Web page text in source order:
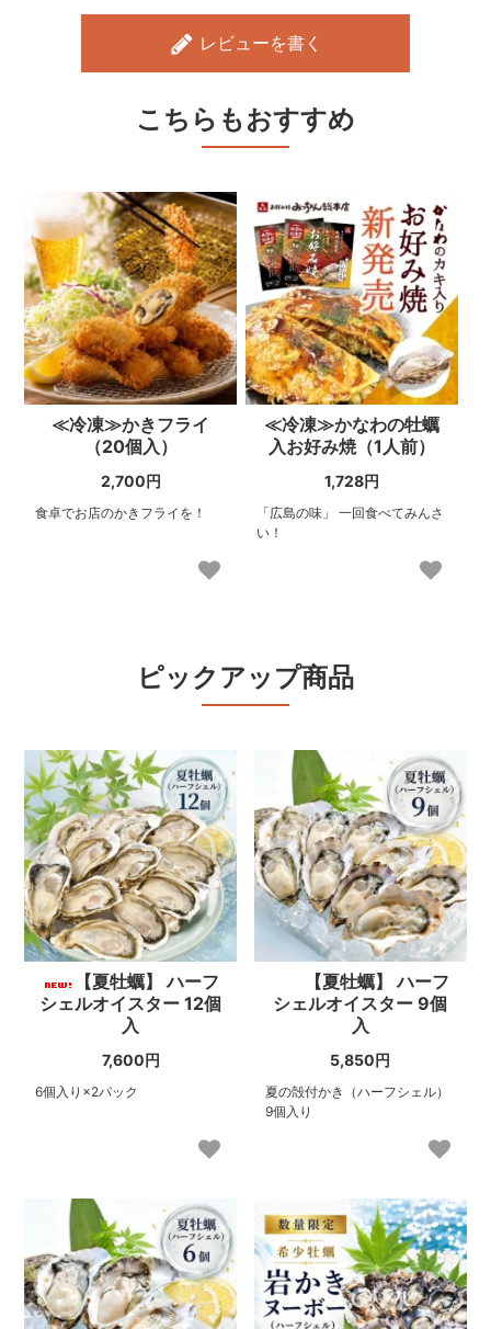
レビューを書く
こちらもおすすめ
≪冷凍≫かきフライ
（20個入）
2,700円
食卓でお店のかきフライを！
≪冷凍≫かなわの牡蠣
入お好み焼（1人前）
1,728円
「広島の味」 一回食べてみんさ
い！
ピックアップ商品
【夏牡蠣】 ハーフ
シェルオイスター 12個
入
7,600円
6個入り×2パック
【夏牡蠣】 ハーフ
シェルオイスター 9個
入
5,850円
夏の殻付かき（ハーフシェル）
9個入り